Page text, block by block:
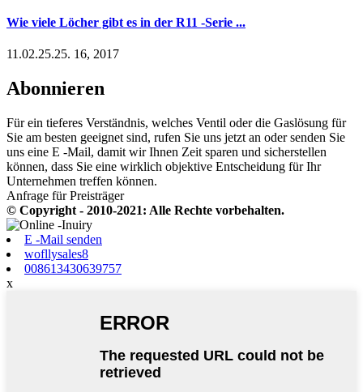
Wie viele Löcher gibt es in der R11 -Serie ...
11.02.25.25. 16, 2017
Abonnieren
Für ein tieferes Verständnis, welches Ventil oder die Gaslösung für
Sie am besten geeignet sind, rufen Sie uns jetzt an oder senden Sie
uns eine E -Mail, damit wir Ihnen Zeit sparen und sicherstellen
können, dass Sie eine wirklich objektive Entscheidung für Ihr
Unternehmen treffen können.
Anfrage für Preisträger
© Copyright - 2010-2021: Alle Rechte vorbehalten.
E -Mail senden
wofllysales8
008613430639757
x